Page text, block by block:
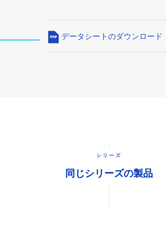
データシートのダウンロード
シリーズ
同じシリーズの製品